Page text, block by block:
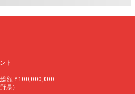
ト
額 ¥100,000,000
県）